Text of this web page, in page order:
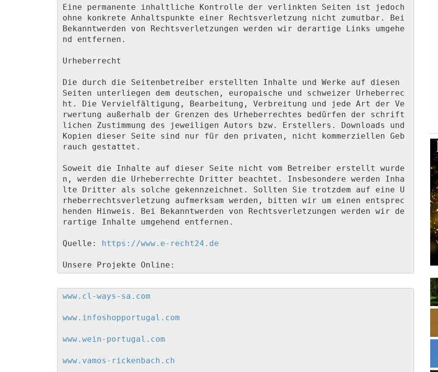
Eine permanente inhaltliche Kontrolle der verlinkten Seiten ist jedoch
ohne konkrete Anhaltspunkte einer Rechtsverletzung nicht zumutbar. Bei
Bekanntwerden von Rechtsverletzungen werden wir derartige Links umgehe
nd entfernen.
Urheberrecht
Die durch die Seitenbetreiber erstellten Inhalte und Werke auf diesen
Seiten unterliegen dem deutschen, europaische und schweizer Urheberrec
ht. Die Vervielfältigung, Bearbeitung, Verbreitung und jede Art der Ve
rwertung außerhalb der Grenzen des Urheberrechtes bedürfen der schrift
lichen Zustimmung des jeweiligen Autors bzw. Erstellers. Downloads und
Kopien dieser Seite sind nur für den privaten, nicht kommerziellen Geb
rauch gestattet.
Soweit die Inhalte auf dieser Seite nicht vom Betreiber erstellt wurde
n, werden die Urheberrechte Dritter beachtet. Insbesondere werden Inha
lte Dritter als solche gekennzeichnet. Sollten Sie trotzdem auf eine U
rheberrechtsverletzung aufmerksam werden, bitten wir um einen entsprec
henden Hinweis. Bei Bekanntwerden von Rechtsverletzungen werden wir de
rartige Inhalte umgehend entfernen.
Quelle: https://www.e-recht24.de
Unsere Projekte Online:
www.cl-ways-sa.com
www.infoshopportugal.com
www.wein-portugal.com
www.vamos-rickenbach.ch